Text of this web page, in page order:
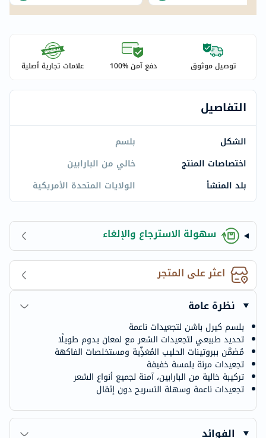
توصيل موثوق دفع آمن %100 علامات تجارية أصلية
التفاصيل
الشكل
بلسم
اختصاصات المنتج
خالي من البارابين
بلد المنشأ
الولايات المتحدة الأمريكية
سهولة الاسترجاع والإلغاء
اعثر على المتجر
نظرة عامة
بلسم كيرل باشن لتجعيدات ناعمة
تحديد طبيعي لتجعيدات الشعر مع لمعان يدوم طويلًا
مُضمَّن ببروتينات الحليب المُغذِّية ومستخلصات الفاكهة
تجعيدات مرنة بلمسة خفيفة
تركيبة خالية من البارابين، آمنة لجميع أنواع الشعر
تجعيدات ناعمة وسهلة التسريح دون إثقال
الفوائد